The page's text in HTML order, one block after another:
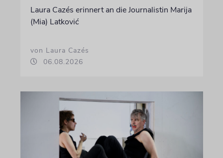
Laura Cazés erinnert an die Journalistin Marija
(Mia) Latković
von Laura Cazés
06.08.2026